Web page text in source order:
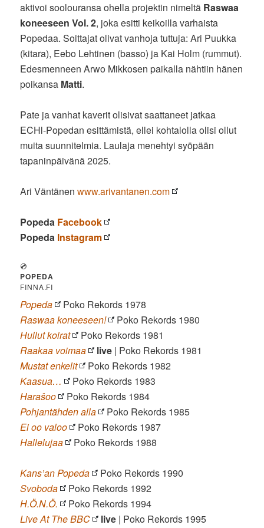
aktivoi soolouransa ohella projektin nimeltä Raswaa
koneeseen Vol. 2, joka esitti keikoilla varhaista
Popedaa. Soittajat olivat vanhoja tuttuja: Ari Puukka
(kitara), Eebo Lehtinen (basso) ja Kai Holm (rummut).
Edesmenneen Arwo Mikkosen paikalla nähtiin hänen
poikansa Matti.
Pate ja vanhat kaverit olisivat saattaneet jatkaa
ECHl-Popedan esittämistä, ellei kohtalolla olisi ollut
muita suunnitelmia. Laulaja menehtyi syöpään
tapaninpäivänä 2025.
Ari Väntänenwww.arivantanen.com
Popeda Facebook
Popeda Instagram
💿
POPEDA
FINNA.FI
Popeda
Poko Rekords 1978
Raswaa koneeseen!
Poko Rekords 1980
Hullut koirat
Poko Rekords 1981
Raakaa voimaa
live | Poko Rekords 1981
Mustat enkelit
Poko Rekords 1982
Kaasua…
Poko Rekords 1983
Haraŝoo
Poko Rekords 1984
Pohjantähden alla
Poko Rekords 1985
Ei oo valoo
Poko Rekords 1987
Hallelujaa
Poko Rekords 1988
Kans’an Popeda
Poko Rekords 1990
Svoboda
Poko Rekords 1992
H.Ö.N.Ö.
Poko Rekords 1994
Live At The BBC
live | Poko Rekords 1995